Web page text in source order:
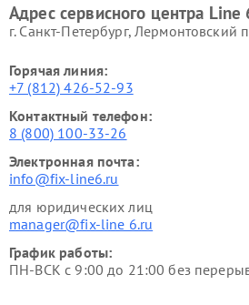
Адрес сервисного центра Line
г. Санкт-Петербург, Лермонтовский
Горячая линия:
+7 (812) 426-52-93
Контактный телефон:
8 (800) 100-33-26
Электронная почта:
info@fix-line6.ru
для юридических лиц
manager@fix-line 6.ru
График работы:
ПН-ВСК с 9:00 до 21:00 без